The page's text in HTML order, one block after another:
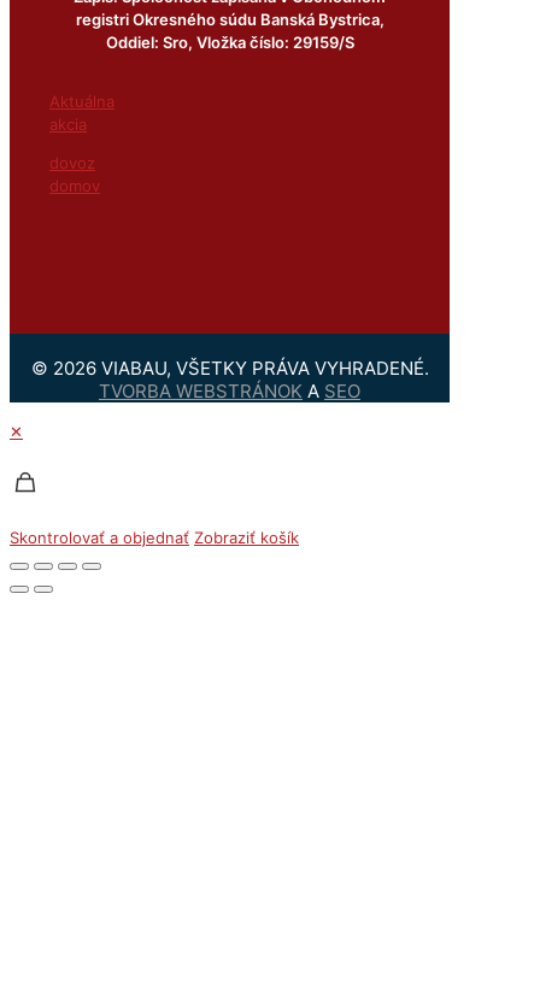
registri Okresného súdu Banská Bystrica,
Oddiel: Sro, Vložka číslo: 29159/S
Aktuálna
akcia
dovoz
domov
© 2026 VIABAU, VŠETKY PRÁVA VYHRADENÉ.
TVORBA WEBSTRÁNOK A SEO
✕
Skontrolovať a objednať Zobraziť košík